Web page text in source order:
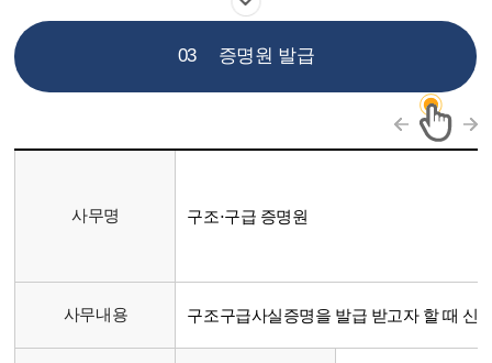
03 증명원 발급
사무명 구조⋅구급 증명원
사무내용 구조구급사실증명을 발급 받고자 할 때 신